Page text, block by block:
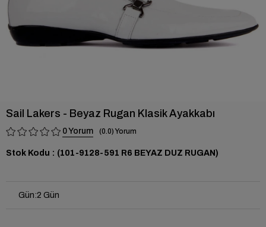
Sail Lakers - Beyaz Rugan Klasik Ayakkabı
0 0.0
Stok Kodu (101-9128-591 R6 BEYAZ DUZ RUGAN)
Gün:2 Gün